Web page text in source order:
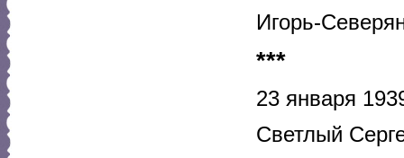
Игорь-
***
23 января
Светлый